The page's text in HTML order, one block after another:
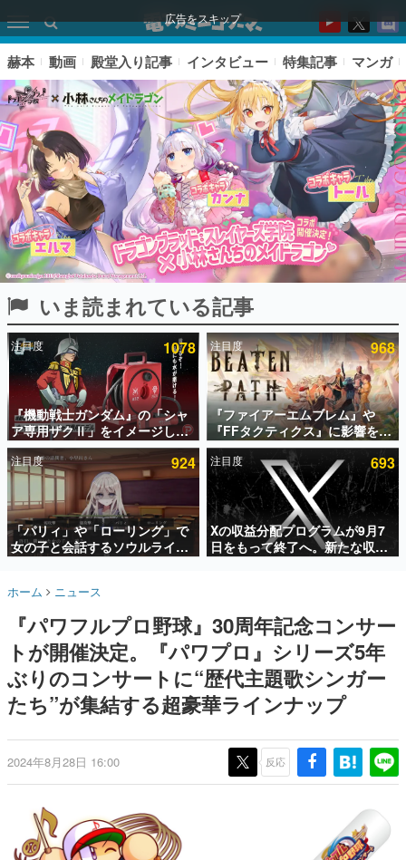
広告をスキップ
ピックアップ
電ファミのいま読まれている記事ランキング
アプリセール情報
インタビュー
連載・特集一覧
殿堂入り記事
SNS拡散数が数千以上！ ページビュー数万以上！ などな
ど。多くの人々に読まれた、電ファミ渾身の“殿堂入り”記
事をまとめました。
名作ゲームクリエイターの方々に製作時のエピソードをお
きます。
赫本
この物語を解いてはいけない。『赫本』は、〈試験問題〉
の形をした短編ホラー小説集です。
これからのデジタルゲーム市場を担う若きクリエイター達
の姿を追い、彼らのルーツと情熱を探っていきます。
ゲームに多大な影響を受けた作家さんに取材し、ゲームが
日本のコンテンツ産業やカルチャーに与えた影響を探る企
画です。
赫本 動画 殿堂入り記事 インタビュー 特集記事 マンガ
いま読まれている記事
注目度 1078
『機動戦士ガンダム』の「シャ
ア専用ザクⅡ」をイメージした
散水ホースリールが予約開始。
本体にはシャアのパーソナルマ
ークやジオン公国軍のエンブレ
ム、型式番号などを配置
注目度 968
『ファイアーエムブレム』や
『FFタクティクス』に影響を受
けた新作戦略RPG『Beaten
Path』2027年に発売へ。
PC（Steam）、PS5、Xbox、
Switch向けにリリース予定
注目度 924
「パリィ」や「ローリング」で
女の子と会話するソウルライク
恋愛ゲーム『小早川さんはソウ
敗すると「YOU DIED」
注目度 693
Xの収益分配プログラムが9月7
日をもって終了へ。新たな収益
化制度「Original Content
ホーム ニュース
『パワフルプロ野球』30周年記念コンサー
トが開催決定。『パワプロ』シリーズ5年
ぶりのコンサートに“歴代主題歌シンガー
たち”が集結する超豪華ラインナップ
2024年8月28日 16:00 反応